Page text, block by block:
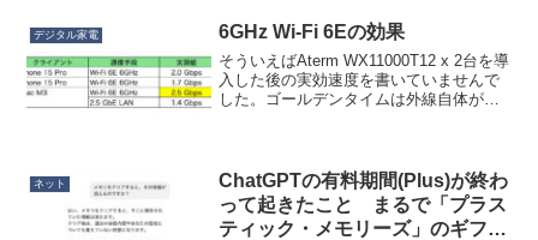
デジタル家電 6GHz Wi-Fi 6Eの効果
そういえばAterm WX11000T12 x 2台を導
入した後の実効速度を書いていませんで
した。ゴールデンタイムは外線自体が遅
ネット
ChatGPTの有料期間(Plus)が終わ
って起きたこと まるで「プラス
ティック・メモリーズ」のギフテ